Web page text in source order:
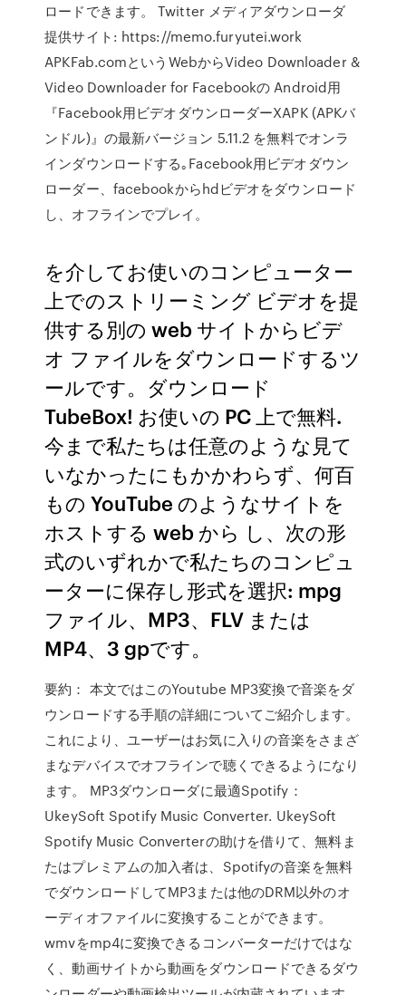
ロードできます。 Twitter メディアダウンローダ
提供サイト: https://memo.furyutei.work
APKFab.comというWebからVideo Downloader &
Video Downloader for Facebookの Android用
『Facebook用ビデオダウンローダーXAPK (APKバ
ンドル)』の最新バージョン 5.11.2 を無料でオンラ
インダウンロードする｡Facebook用ビデオダウン
ローダー、facebookからhdビデオをダウンロード
し、オフラインでプレイ。
を介してお使いのコンピューター
上でのストリーミング ビデオを提
供する別の web サイトからビデ
オ ファイルをダウンロードするツ
ールです。ダウンロード
TubeBox! お使いの PC 上で無料.
今まで私たちは任意のような見て
いなかったにもかかわらず、何百
もの YouTube のようなサイトを
ホストする web から し、次の形
式のいずれかで私たちのコンピュ
ーターに保存し形式を選択: mpg
ファイル、MP3、FLV または
MP4、3 gpです。
要約： 本文ではこのYoutube MP3変換で音楽をダ
ウンロードする手順の詳細についてご紹介します。
これにより、ユーザーはお気に入りの音楽をさまざ
まなデバイスでオフラインで聴くできるようになり
ます。 MP3ダウンローダに最適Spotify：
UkeySoft Spotify Music Converter. UkeySoft
Spotify Music Converterの助けを借りて、無料ま
たはプレミアムの加入者は、Spotifyの音楽を無料
でダウンロードしてMP3または他のDRM以外のオ
ーディオファイルに変換することができます。
wmvをmp4に変換できるコンバーターだけではな
く、動画サイトから動画をダウンロードできるダウ